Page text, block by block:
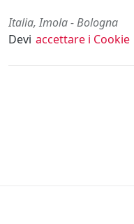
Italia, Imola - Bologna
Devi accettare i Cookie